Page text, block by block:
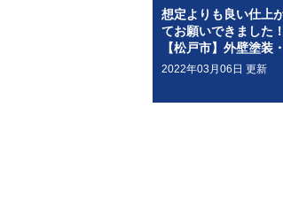
想定よりも良い仕上
てお願いできました
【松戸市】外壁塗装
2022年03月06日 更新